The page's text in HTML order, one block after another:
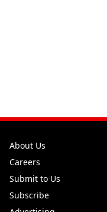
About Us
Careers
Submit to Us
Subscribe